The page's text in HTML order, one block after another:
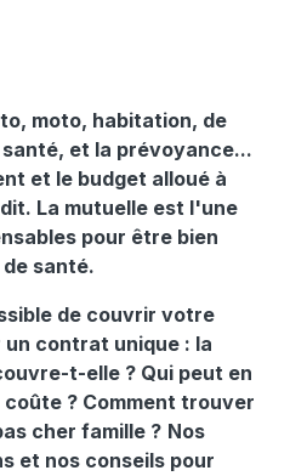
moto, habitation, de
et la prévoyance...
et le budget alloué à
La mutuelle est l'une
pour être bien
santé.
de couvrir votre
contrat unique : la
t-elle ? Qui peut en
? Comment trouver
cher famille ? Nos
et nos conseils pour